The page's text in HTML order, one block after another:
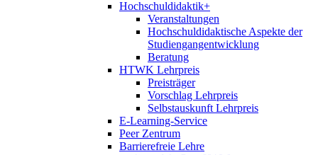
Hochschuldidaktik+
Veranstaltungen
Hochschuldidaktische Aspekte der
Studiengangentwicklung
Beratung
HTWK Lehrpreis
Preisträger
Vorschlag Lehrpreis
Selbstauskunft Lehrpreis
E-Learning-Service
Peer Zentrum
Barrierefreie Lehre